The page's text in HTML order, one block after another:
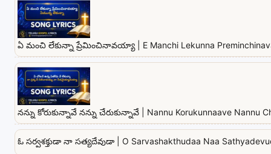
ఏ మంచి లేకున్నా ప్రేమించినావయ్యా | E Manchi Lekunna
నన్ను కోరుకున్నావే నన్ను చేరుకున్నావే | Nannu Korukunnaave Nannu
ఓ సర్వశక్తుడా నా సత్యదేవుడా | O Sarvashakthudaa Naa